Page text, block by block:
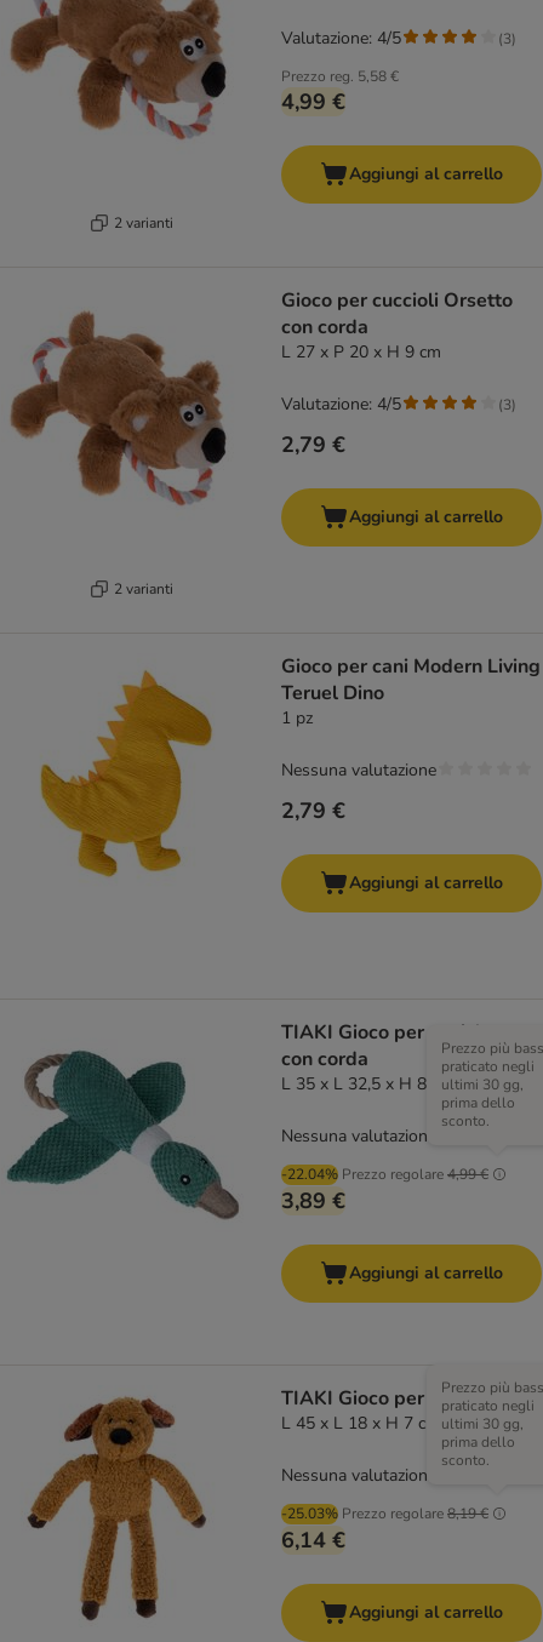
2 varianti
Prezzo reg. 5,58 €
4,99 €
Valutazione: 4/5 (3)
Aggiungi al carrello
2 varianti
Gioco per cuccioli Orsetto
con corda
L 27 x P 20 x H 9 cm
2,79 €
Valutazione: 4/5 (3)
Aggiungi al carrello
Gioco per cani Modern Living
Teruel Dino
1 pz
2,79 €
Nessuna valutazione
Aggiungi al carrello
TIAKI Gioco per cani Anatra
con corda
L 35 x L 32,5 x H 8 cm
-22.04% Prezzo regolare4,99 €
Prezzo più
praticato negli
ultimi 30 gg,
prima dello
sconto.
3,89 €
Nessuna valutazione
Aggiungi al carrello
TIAKI Gioco per cani Pepo
L 45 x L 18 x H 7 cm
-25.03% Prezzo regolare8,19 €
Prezzo più
praticato negli
ultimi 30 gg,
prima dello
sconto.
6,14 €
Nessuna valutazione
Aggiungi al carrello